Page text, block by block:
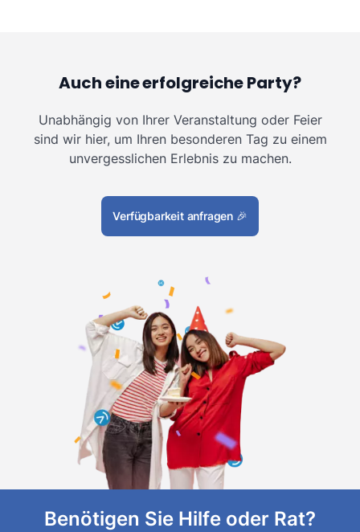
Auch eine erfolgreiche Party?
Unabhängig von Ihrer Veranstaltung oder Feier
sind wir hier, um Ihren besonderen Tag zu einem
unvergesslichen Erlebnis zu machen.
Verfügbarkeit anfragen 🎉
Benötigen Sie Hilfe oder Rat?